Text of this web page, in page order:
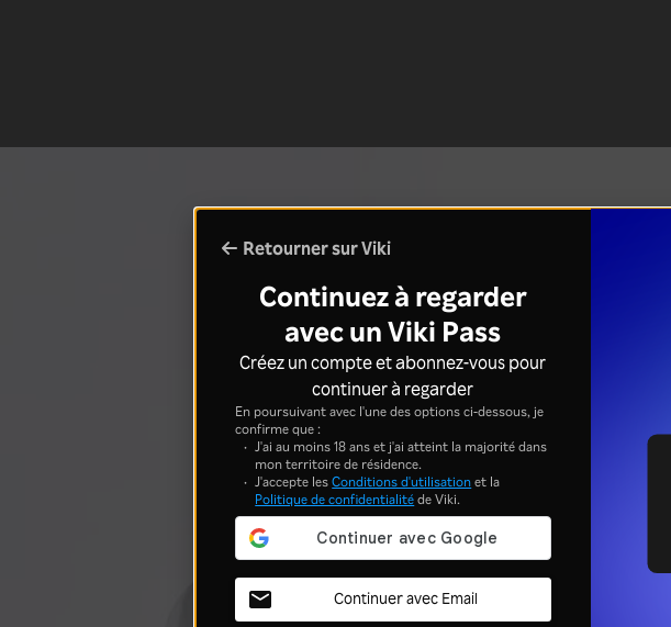
Retourner sur Viki
Continuez à regarder
avec un Viki Pass
Créez un compte et abonnez-vous pour
continuer à regarder
En poursuivant avec l'une des options ci-dessous, je
confirme que :
J'ai au moins 18 ans et j'ai atteint la majorité dans
mon territoire de résidence.
J'accepte lesConditions d'utilisationet la
Politique de confidentialitéde Viki.
Continuer avec Email